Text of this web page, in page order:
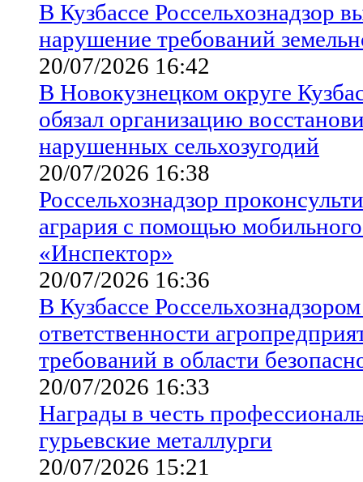
В Кузбассе Россельхознадзор
нарушение требований
20/07/2026 16:42
В Новокузнецком округе
обязал организацию
нарушенных сельхозугодий
20/07/2026 16:38
Россельхознадзор
агрария с помощью
«Инспектор»
20/07/2026 16:36
В Кузбассе
ответственности
требований в области
20/07/2026 16:33
Награды в честь
гурьевские металлурги
20/07/2026 15:21